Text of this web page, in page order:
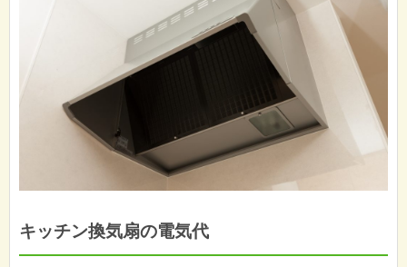
キッチン換気扇の電気代